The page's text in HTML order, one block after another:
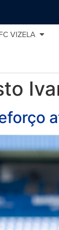
VIZELA